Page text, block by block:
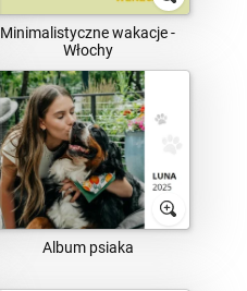
Minimalistyczne wakacje -
Włochy
Album psiaka